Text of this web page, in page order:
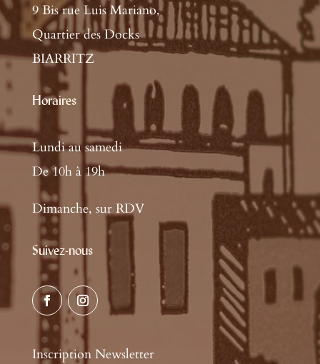
9 Bis rue Luis Mariano,
Quartier des Docks
BIARRITZ
Horaires
Lundi au samedi
De 10h à 19h
Dimanche, sur RDV
Suivez-nous
Inscription Newsletter